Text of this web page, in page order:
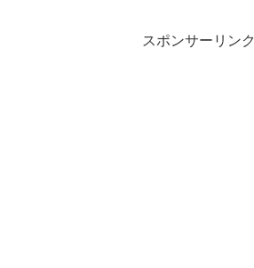
スポンサーリンク